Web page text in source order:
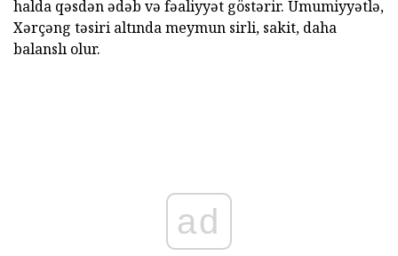
halda qəsdən ədəb və fəaliyyət göstərir. Ümumiyyətlə,
Xərçəng təsiri altında meymun sirli, sakit, daha
balanslı olur.
ad